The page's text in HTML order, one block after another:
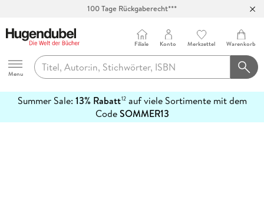
100 Tage Rückgaberecht***
Hugendubel
Menu
Filiale Konto Merkzettel Warenkorb
Summer Sale: 13% Rabatt12auf viele Sortimente mit dem
CodeSOMMER13
erfahren